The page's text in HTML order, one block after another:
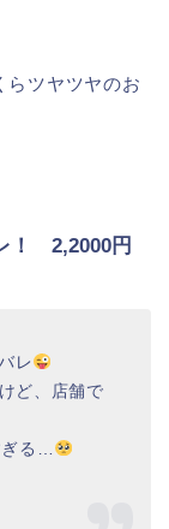
らツヤツヤのお
！ 2,2000円
レ
ど、店舗で
る…